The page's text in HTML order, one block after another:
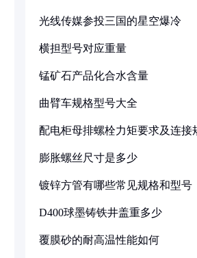
光线传媒参投三国的星空爆冷
横担型号对应重量
锰矿石产品化合水含量
曲臂车规格型号大全
配电柜母排螺栓力矩要求及连接
膨胀螺丝尺寸是多少
镀锌方管有哪些常见规格和型号
D400球墨铸铁井盖重多少
覆膜砂的耐高温性能如何